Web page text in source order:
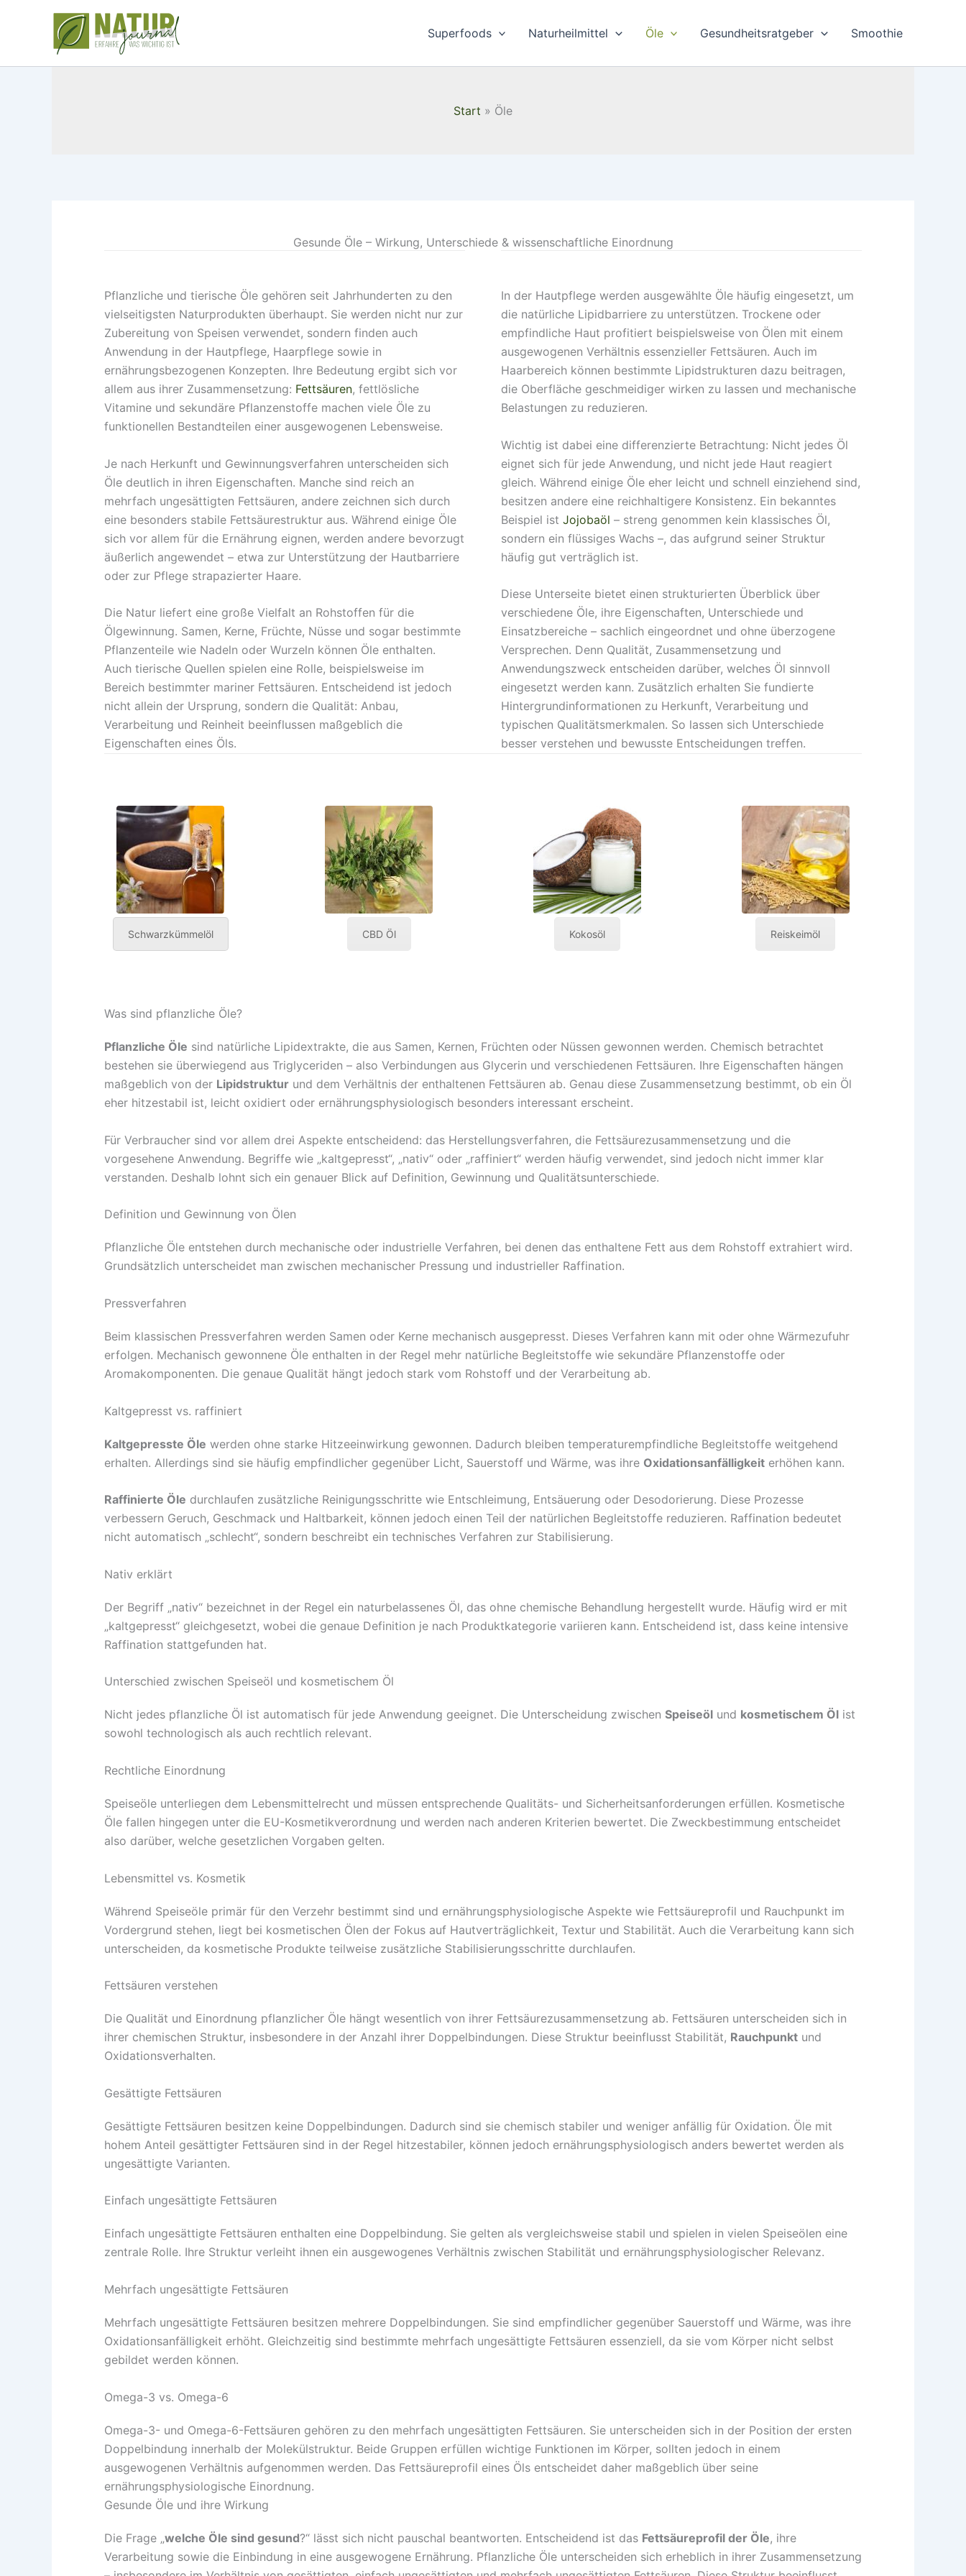
Superfoods Naturheilmittel Öle Gesundheitsratgeber Smoothie
Start Öle
Gesunde Öle – Wirkung, Unterschiede & wissenschaftliche Einordnung
Pflanzliche und tierische Öle gehören seit Jahrhunderten zu den
vielseitigsten Naturprodukten überhaupt. Sie werden nicht nur zur
Zubereitung von Speisen verwendet, sondern finden auch
Anwendung in der Hautpflege, Haarpflege sowie in
ernährungsbezogenen Konzepten. Ihre Bedeutung ergibt sich vor
allem aus ihrer Zusammensetzung: Fettsäuren, fettlösliche
Vitamine und sekundäre Pflanzenstoffe machen viele Öle zu
funktionellen Bestandteilen einer ausgewogenen Lebensweise.
Je nach Herkunft und Gewinnungsverfahren unterscheiden sich
Öle deutlich in ihren Eigenschaften. Manche sind reich an
mehrfach ungesättigten Fettsäuren, andere zeichnen sich durch
eine besonders stabile Fettsäurestruktur aus. Während einige Öle
sich vor allem für die Ernährung eignen, werden andere bevorzugt
äußerlich angewendet – etwa zur Unterstützung der Hautbarriere
oder zur Pflege strapazierter Haare.
Die Natur liefert eine große Vielfalt an Rohstoffen für die
Ölgewinnung. Samen, Kerne, Früchte, Nüsse und sogar bestimmte
Pflanzenteile wie Nadeln oder Wurzeln können Öle enthalten.
Auch tierische Quellen spielen eine Rolle, beispielsweise im
Bereich bestimmter mariner Fettsäuren. Entscheidend ist jedoch
nicht allein der Ursprung, sondern die Qualität: Anbau,
Verarbeitung und Reinheit beeinflussen maßgeblich die
Eigenschaften eines Öls.
In der Hautpflege werden ausgewählte Öle häufig eingesetzt, um
die natürliche Lipidbarriere zu unterstützen. Trockene oder
empfindliche Haut profitiert beispielsweise von Ölen mit einem
ausgewogenen Verhältnis essenzieller Fettsäuren. Auch im
Haarbereich können bestimmte Lipidstrukturen dazu beitragen,
die Oberfläche geschmeidiger wirken zu lassen und mechanische
Belastungen zu reduzieren.
Wichtig ist dabei eine differenzierte Betrachtung: Nicht jedes Öl
eignet sich für jede Anwendung, und nicht jede Haut reagiert
gleich. Während einige Öle eher leicht und schnell einziehend sind,
besitzen andere eine reichhaltigere Konsistenz. Ein bekanntes
Beispiel ist Jojobaöl – streng genommen kein klassisches Öl,
sondern ein flüssiges Wachs –, das aufgrund seiner Struktur
häufig gut verträglich ist.
Diese Unterseite bietet einen strukturierten Überblick über
verschiedene Öle, ihre Eigenschaften, Unterschiede und
Einsatzbereiche – sachlich eingeordnet und ohne überzogene
Versprechen. Denn Qualität, Zusammensetzung und
Anwendungszweck entscheiden darüber, welches Öl sinnvoll
eingesetzt werden kann. Zusätzlich erhalten Sie fundierte
Hintergrundinformationen zu Herkunft, Verarbeitung und
typischen Qualitätsmerkmalen. So lassen sich Unterschiede
besser verstehen und bewusste Entscheidungen treffen.
Schwarzkümmelöl CBD Öl Kokosöl Reiskeimöl
Was sind pflanzliche Öle?
Pflanzliche Öle sind natürliche Lipidextrakte, die aus Samen, Kernen, Früchten oder Nüssen gewonnen werden. Chemisch betrachtet
bestehen sie überwiegend aus Triglyceriden – also Verbindungen aus Glycerin und verschiedenen Fettsäuren. Ihre Eigenschaften hängen
maßgeblich von der Lipidstruktur und dem Verhältnis der enthaltenen Fettsäuren ab. Genau diese Zusammensetzung bestimmt, ob ein Öl
eher hitzestabil ist, leicht oxidiert oder ernährungsphysiologisch besonders interessant erscheint.
Für Verbraucher sind vor allem drei Aspekte entscheidend: das Herstellungsverfahren, die Fettsäurezusammensetzung und die
vorgesehene Anwendung. Begriffe wie „kaltgepresst“, „nativ“ oder „raffiniert“ werden häufig verwendet, sind jedoch nicht immer klar
verstanden. Deshalb lohnt sich ein genauer Blick auf Definition, Gewinnung und Qualitätsunterschiede.
Definition und Gewinnung von Ölen
Pflanzliche Öle entstehen durch mechanische oder industrielle Verfahren, bei denen das enthaltene Fett aus dem Rohstoff extrahiert wird.
Grundsätzlich unterscheidet man zwischen mechanischer Pressung und industrieller Raffination.
Pressverfahren
Beim klassischen Pressverfahren werden Samen oder Kerne mechanisch ausgepresst. Dieses Verfahren kann mit oder ohne Wärmezufuhr
erfolgen. Mechanisch gewonnene Öle enthalten in der Regel mehr natürliche Begleitstoffe wie sekundäre Pflanzenstoffe oder
Aromakomponenten. Die genaue Qualität hängt jedoch stark vom Rohstoff und der Verarbeitung ab.
Kaltgepresst vs. raffiniert
Kaltgepresste Öle werden ohne starke Hitzeeinwirkung gewonnen. Dadurch bleiben temperaturempfindliche Begleitstoffe weitgehend
erhalten. Allerdings sind sie häufig empfindlicher gegenüber Licht, Sauerstoff und Wärme, was ihre Oxidationsanfälligkeit erhöhen kann.
Raffinierte Öle durchlaufen zusätzliche Reinigungsschritte wie Entschleimung, Entsäuerung oder Desodorierung. Diese Prozesse
verbessern Geruch, Geschmack und Haltbarkeit, können jedoch einen Teil der natürlichen Begleitstoffe reduzieren. Raffination bedeutet
nicht automatisch „schlecht“, sondern beschreibt ein technisches Verfahren zur Stabilisierung.
Nativ erklärt
Der Begriff „nativ“ bezeichnet in der Regel ein naturbelassenes Öl, das ohne chemische Behandlung hergestellt wurde. Häufig wird er mit
„kaltgepresst“ gleichgesetzt, wobei die genaue Definition je nach Produktkategorie variieren kann. Entscheidend ist, dass keine intensive
Raffination stattgefunden hat.
Unterschied zwischen Speiseöl und kosmetischem Öl
Nicht jedes pflanzliche Öl ist automatisch für jede Anwendung geeignet. Die Unterscheidung zwischen Speiseöl und kosmetischem Öl ist
sowohl technologisch als auch rechtlich relevant.
Rechtliche Einordnung
Speiseöle unterliegen dem Lebensmittelrecht und müssen entsprechende Qualitäts- und Sicherheitsanforderungen erfüllen. Kosmetische
Öle fallen hingegen unter die EU-Kosmetikverordnung und werden nach anderen Kriterien bewertet. Die Zweckbestimmung entscheidet
also darüber, welche gesetzlichen Vorgaben gelten.
Lebensmittel vs. Kosmetik
Während Speiseöle primär für den Verzehr bestimmt sind und ernährungsphysiologische Aspekte wie Fettsäureprofil und Rauchpunkt im
Vordergrund stehen, liegt bei kosmetischen Ölen der Fokus auf Hautverträglichkeit, Textur und Stabilität. Auch die Verarbeitung kann sich
unterscheiden, da kosmetische Produkte teilweise zusätzliche Stabilisierungsschritte durchlaufen.
Fettsäuren verstehen
Die Qualität und Einordnung pflanzlicher Öle hängt wesentlich von ihrer Fettsäurezusammensetzung ab. Fettsäuren unterscheiden sich in
ihrer chemischen Struktur, insbesondere in der Anzahl ihrer Doppelbindungen. Diese Struktur beeinflusst Stabilität, Rauchpunkt und
Oxidationsverhalten.
Gesättigte Fettsäuren
Gesättigte Fettsäuren besitzen keine Doppelbindungen. Dadurch sind sie chemisch stabiler und weniger anfällig für Oxidation. Öle mit
hohem Anteil gesättigter Fettsäuren sind in der Regel hitzestabiler, können jedoch ernährungsphysiologisch anders bewertet werden als
ungesättigte Varianten.
Einfach ungesättigte Fettsäuren
Einfach ungesättigte Fettsäuren enthalten eine Doppelbindung. Sie gelten als vergleichsweise stabil und spielen in vielen Speiseölen eine
zentrale Rolle. Ihre Struktur verleiht ihnen ein ausgewogenes Verhältnis zwischen Stabilität und ernährungsphysiologischer Relevanz.
Mehrfach ungesättigte Fettsäuren
Mehrfach ungesättigte Fettsäuren besitzen mehrere Doppelbindungen. Sie sind empfindlicher gegenüber Sauerstoff und Wärme, was ihre
Oxidationsanfälligkeit erhöht. Gleichzeitig sind bestimmte mehrfach ungesättigte Fettsäuren essenziell, da sie vom Körper nicht selbst
gebildet werden können.
Omega-3 vs. Omega-6
Omega-3- und Omega-6-Fettsäuren gehören zu den mehrfach ungesättigten Fettsäuren. Sie unterscheiden sich in der Position der ersten
Doppelbindung innerhalb der Molekülstruktur. Beide Gruppen erfüllen wichtige Funktionen im Körper, sollten jedoch in einem
ausgewogenen Verhältnis aufgenommen werden. Das Fettsäureprofil eines Öls entscheidet daher maßgeblich über seine
ernährungsphysiologische Einordnung.
Gesunde Öle und ihre Wirkung
Die Frage „welche Öle sind gesund?“ lässt sich nicht pauschal beantworten. Entscheidend ist das Fettsäureprofil der Öle, ihre
Verarbeitung sowie die Einbindung in eine ausgewogene Ernährung. Pflanzliche Öle unterscheiden sich erheblich in ihrer Zusammensetzung